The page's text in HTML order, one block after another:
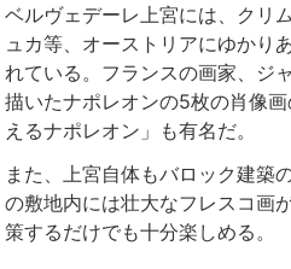
ベルヴェデーレ上宮には、クリ
ュカ等、オーストリアにゆかり
れている。フランスの画家、ジ
描いたナポレオンの5枚の肖像
えるナポレオン」も有名だ。
また、上宮自体もバロック建築
の敷地内には壮大なフレスコ画
策するだけでも十分楽しめる。